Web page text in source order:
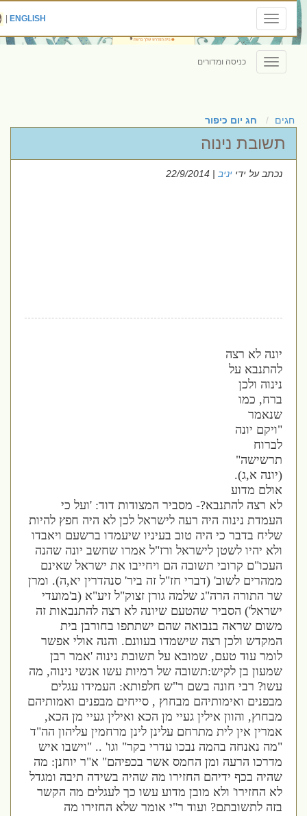
Toggle
navigation
ENGLISH
|
Toggle
navigation
כניסה ומדורים
חגים חג יום כיפור
תשובת נינוה
נכתב על ידייניב| 22/9/2014
יונה לא רצה
להתנבא על
נינוה ולכן
ברח, כמו
שנאמר
"ויקם יונה
לברוח
תרשישה"
(יונה א,ג).
אולם מדוע
לא רצה להתנבא?- מסביר המצודות דוד: 'ועל כי
העמדת נינוה היה רעה לישראל לכן לא היה חפץ להיות
שליח בדבר כי היה טוב בעיניו שיעמדו ברשעם ויאבדו
ולא יהיו לשטן לישראל ורז"ל אמרו שחשב יונה שהנה
העכו"ם קרובי תשובה הם ויחייבו את ישראל שאינם
ממהרים לשוב' (דברי חז"ל זה ביר' סנהדרין יא,ה). ומרן
שר התורה הרה"ג שלמה גורן זצוק"ל זיע"א (ב'מועדי
ישראל') הסביר שהטעם שיונה לא רצה להתנבאות זה
משום שראה בנבואה שהם ישתתפו בחורבן בית
המקדש ולכן רצה שישמדו בעוונם. והנה אולי אפשר
לומר עוד טעם, שמובא על תשובת נינוה 'אמר רבן
שמעון בן לקיש:תשובה של רמיות עשו אנשי נינוה, מה
עשו? רבי חונה בשם ר"ש חלפותא: העמידו עגלים
מבפנים ואימותיהם מבחוץ , סייחים מבפנים ואמותיהם
מבחוץ, והוון אילין געיי מן הכא ואילין געיי מן הכא,
אמרין אין לית מתרחם עלינן לינן מרחמין עליהון הה"ד
"מה נאנחה בהמה נבכו עדרי בקר" וגו' .. "וישבו איש
מדרכו הרעה ומן החמס אשר בכפיהם" א"ר יוחנן: מה
שהיה בכף ידיהם החזירו מה שהיה בשידה תיבה ומגדל
לא החזירו' ולא מובן מדוע עשו כך לעגלים מה הקשר
בזה לתשובתם? ועוד ר"י אומר שלא החזירו מה